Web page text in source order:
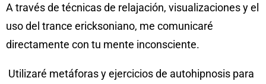
A través de técnicas de relajación, visualizaciones y el
uso del trance ericksoniano, me comunicaré
directamente con tu mente inconsciente.
Utilizaré metáforas y ejercicios de autohipnosis para